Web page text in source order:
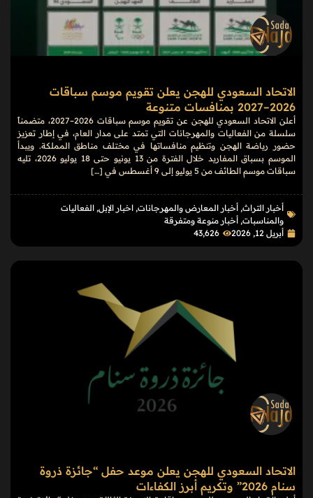
الاتحاد السعودي للهجن يعلن تقويم موسم سباقات
2026–2027 بمنافسات متنوعة
أعلن الاتحاد السعودي للهجن عن تقويم موسم سباقات 2026–2027، متضمناً
سلسلة من الفعاليات والمهرجانات التي تمتد على مدار العام، في إطار تعزيز
حضور رياضة الهجن وتنظيم منافساتها في مختلف مناطق المملكة. ويبدأ
الموسم بسباق المفاريد خلال الفترة من 13 يونيو حتى 18 يوليو 2026، تليه
سباقات موسم الطائف من 5 يوليو إلى 9 أغسطس في […]
أخبار التراث, أخبار المعارض والمهرجانات, اخبار الإبل, الفعاليات
والمناسبات, أخبار منوعة ومتفرقة
أبريل 12, 2026
43٬626
الاتحاد السعودي للهجن يعلن موعد حفل “جائزة ذروة
سنام 2026” وتكريم أبرز الكفاءات